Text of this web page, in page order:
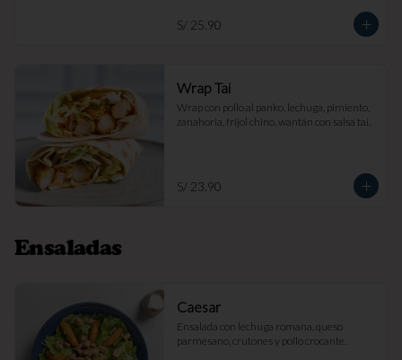
S/ 25.90
Wrap Tai
Wrap con pollo al panko, lechuga, pimiento,
zanahoria, frijol chino, wantán con salsa tai.
S/ 23.90
Ensaladas
Caesar
Ensalada con lechuga romana, queso
parmesano, crutones y pollo crocante.